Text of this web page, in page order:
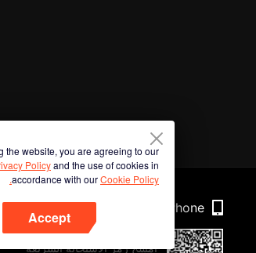
the website, you are agreeing to our
Policyand the use of cookies in
accordance with ourCookie Policy.
Accept
Phone
امسح رمز الاستجابة السريعة